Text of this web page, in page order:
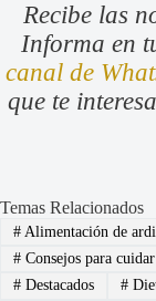
Recibe las
Informa en
canal de
que te
Temas Relacionados
#Alimentación de
#Consejos para
#Destacados #